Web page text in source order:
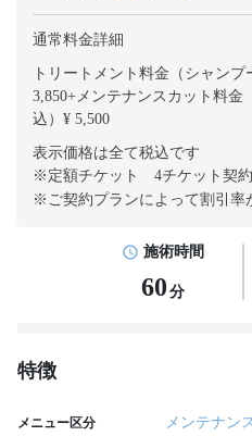
通常料金詳細
トリートメント料金（シャン
3,850+メンテナンスカット料金
込）¥ 5,500
表示価格は全て税込です
※定額チケット 4チケット契約
※ご契約プランによって割引率
施術時間
60 分
特徴
メニュー区分 メンテナン